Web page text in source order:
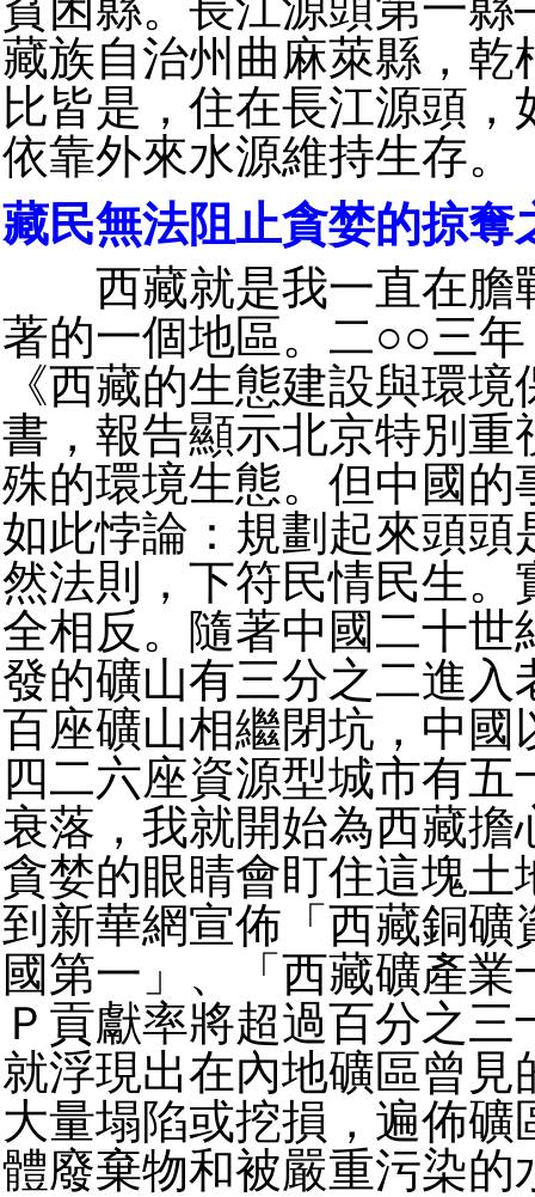
藏族自治州曲麻萊縣，乾
比皆是，住在長江源頭，
依靠外來水源維持生存。
藏民無法阻止貪婪的掠奪
西藏就是我一直在膽
著的一個地區。二○○三
《西藏的生態建設與環
書，報告顯示北京特別重
殊的環境生態。但中國的
如此悖論：規劃起來頭頭
然法則，下符民情民生。
全相反。隨著中國二十世
發的礦山有三分之二進入
百座礦山相繼閉坑，中國
四二六座資源型城市有五
衰落，我就開始為西藏擔
貪婪的眼睛會盯住這塊土
到新華網宣佈「西藏銅礦
國第一」、「西藏礦產業
Ｐ貢獻率將超過百分之三
就浮現出在內地礦區曾見
大量塌陷或挖損，遍佈礦
體廢棄物和被嚴重污染的